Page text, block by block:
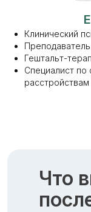
Клинический
Гештальт-
Специалист по
Что